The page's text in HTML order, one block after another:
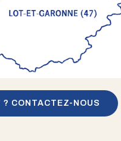
? CONTACTEZ-NOUS